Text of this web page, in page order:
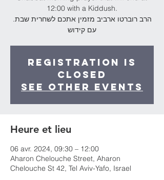
12:00 with a Kiddush.
.הרב רוברטו ארביב מזמין אתכם לשחרית שבת
עם קידוש
Registration is
Closed
See other events
Heure et lieu
06 avr. 2024, 09:30 – 12:00
Aharon Chelouche Street, Aharon
Chelouche St 42, Tel Aviv-Yafo, Israel